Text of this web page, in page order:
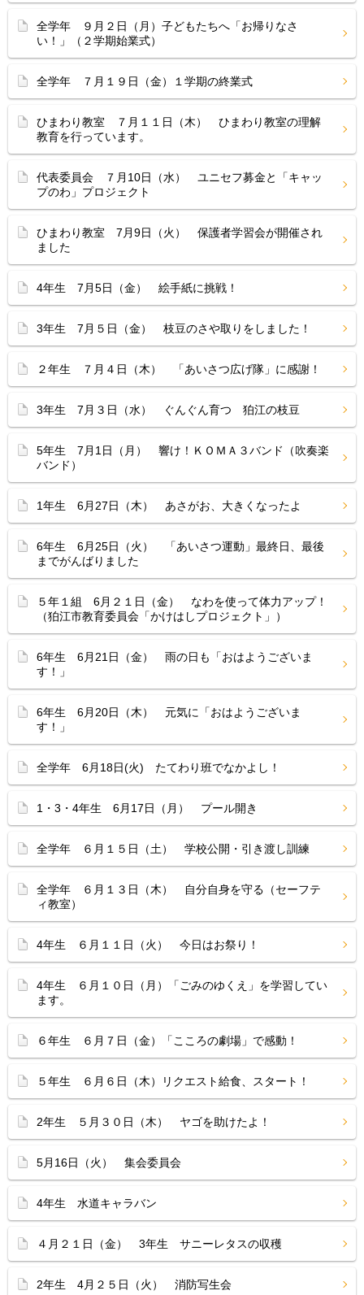
全学年 ９月２日（月）子どもたちへ「お帰りなさ
い！」（２学期始業式）
全学年 ７月１９日（金）１学期の終業式
ひまわり教室 ７月１１日（木） ひまわり教室の理解
教育を行っています。
代表委員会 ７月10日（水） ユニセフ募金と「キャッ
プのわ」プロジェクト
ひまわり教室 7月9日（火） 保護者学習会が開催され
ました
4年生 7月5日（金） 絵手紙に挑戦！
3年生 7月５日（金） 枝豆のさや取りをしました！
２年生 ７月４日（木） 「あいさつ広げ隊」に感謝！
3年生 7月３日（水） ぐんぐん育つ 狛江の枝豆
5年生 7月1日（月） 響け！ＫＯＭＡ３バンド（吹奏楽
バンド）
1年生 6月27日（木） あさがお、大きくなったよ
6年生 6月25日（火） 「あいさつ運動」最終日、最後
までがんばりました
５年１組 6月２１日（金） なわを使って体力アップ！
（狛江市教育委員会「かけはしプロジェクト」）
6年生 6月21日（金） 雨の日も「おはようございま
す！」
6年生 6月20日（木） 元気に「おはようございま
す！」
全学年 6月18日(火) たてわり班でなかよし！
1・3・4年生 6月17日（月） プール開き
全学年 ６月１５日（土） 学校公開・引き渡し訓練
全学年 ６月１３日（木） 自分自身を守る（セーフテ
ィ教室）
4年生 ６月１１日（火） 今日はお祭り！
4年生 ６月１０日（月）「ごみのゆくえ」を学習してい
ます。
６年生 ６月７日（金）「こころの劇場」で感動！
５年生 ６月６日（木）リクエスト給食、スタート！
2年生 ５月３０日（木） ヤゴを助けたよ！
5月16日（火） 集会委員会
4年生 水道キャラバン
４月２１日（金） 3年生 サニーレタスの収穫
2年生 4月２５日（火） 消防写生会